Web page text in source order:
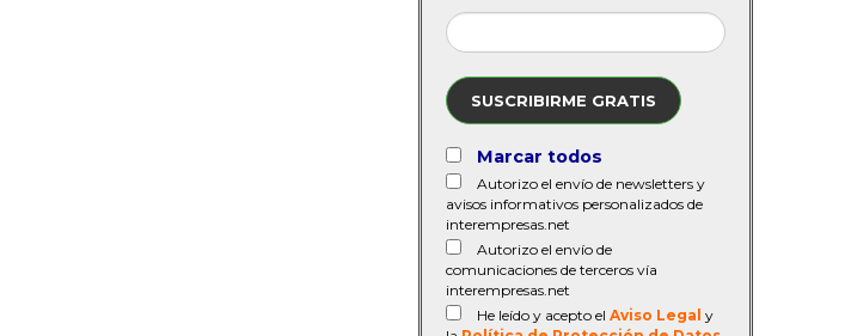
SUSCRIBIRME GRATIS
Marcar todos
Autorizo el envío de newsletters y
avisos informativos personalizados de
interempresas.net
Autorizo el envío de
comunicaciones de terceros vía
interempresas.net
He leído y acepto el Aviso Legal y